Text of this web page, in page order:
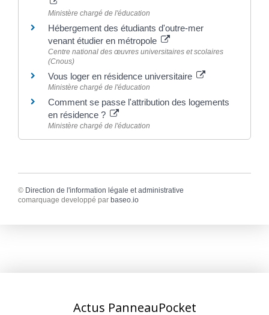
Ministère chargé de l'éducation
Hébergement des étudiants d'outre-mer
venant étudier en métropole
Centre national des œuvres universitaires et scolaires
(Cnous)
Vous loger en résidence universitaire
Ministère chargé de l'éducation
Comment se passe l'attribution des logements
en résidence ?
Ministère chargé de l'éducation
© Direction de l'information légale et administrative
comarquage developpé par baseo.io
Actus PanneauPocket